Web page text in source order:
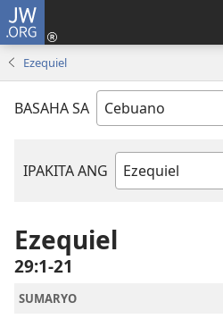
JW.ORG
Ezequiel
BASAHA SA
IPAKITA ANG
Basahon
Bibliya
Ezequiel
29:1-21
SUMARYO